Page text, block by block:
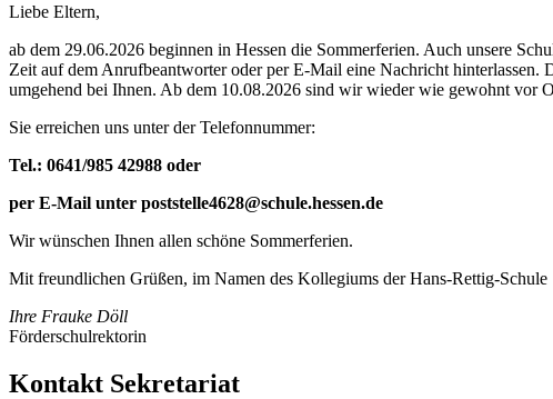
Liebe Eltern,
ab dem 29.06.2026 beginnen in Hessen die Sommerferien. Auch unsere
Zeit auf dem Anrufbeantworter oder per E-Mail eine Nachricht
umgehend bei Ihnen. Ab dem 10.08.2026 sind wir wieder wie gewohnt vor
Sie erreichen uns unter der Telefonnummer:
Tel.: 0641/985 42988 oder
per E-Mail unter poststelle4628@schule.hessen.de
Wir wünschen Ihnen allen schöne Sommerferien.
Mit freundlichen Grüßen, im Namen des Kollegiums der Hans-Rettig-Schule
Ihre Frauke Döll
Förderschulrektorin
Kontakt Sekretariat